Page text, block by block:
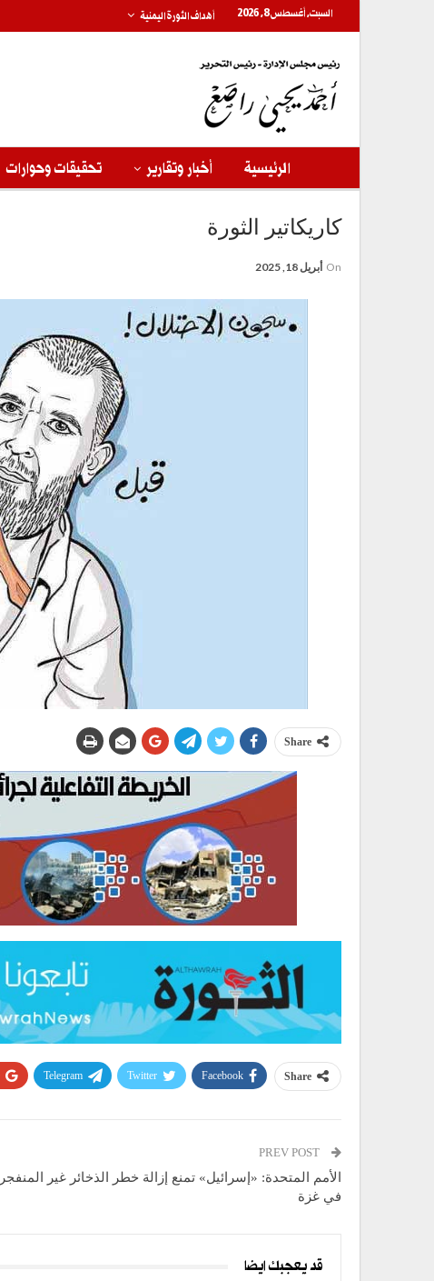
السبت, أغسطس 8, 2026 أهداف الثورة اليمنية
الرئيسية أخبار وتقارير تحقيقات وحوارات
كاريكاتير الثورة
On أبريل 18, 2025
Share
Share
Facebook
Twitter
Telegram
الأمم المتحدة: «إسرائيل» تمنع إزالة خطر الذخائر غير
في غزة
قد يعجبك ايضا